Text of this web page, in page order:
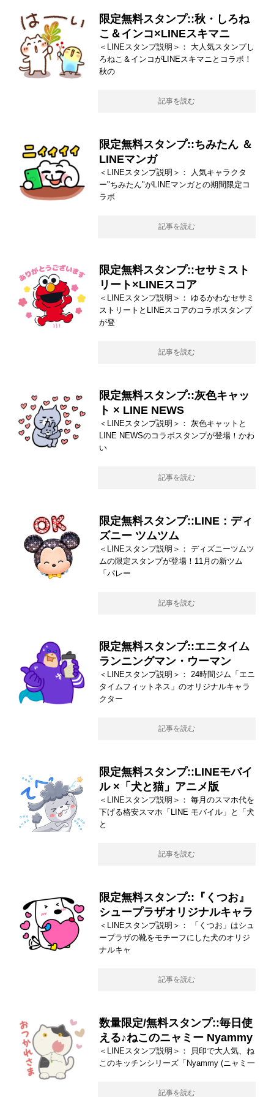
限定無料スタンプ::秋・しろね
こ＆インコ×LINEスキマニ
＜LINEスタンプ説明＞： 大人気スタンプし
ろねこ＆インコがLINEスキマニとコラボ！
秋の
記事を読む
限定無料スタンプ::ちみたん ＆
LINEマンガ
＜LINEスタンプ説明＞： 人気キャラクタ
ー"ちみたん"がLINEマンガとの期間限定コ
ラボ
記事を読む
限定無料スタンプ::セサミスト
リート×LINEスコア
＜LINEスタンプ説明＞： ゆるかわなセサミ
ストリートとLINEスコアのコラボスタンプ
が登
記事を読む
限定無料スタンプ::灰色キャッ
ト × LINE NEWS
＜LINEスタンプ説明＞： 灰色キャットと
LINE NEWSのコラボスタンプが登場！かわ
い
記事を読む
限定無料スタンプ::LINE：ディ
ズニー ツムツム
＜LINEスタンプ説明＞： ディズニーツムツ
ムの限定スタンプが登場！11月の新ツム
「パレー
記事を読む
限定無料スタンプ::エニタイム
ランニングマン・ウーマン
＜LINEスタンプ説明＞： 24時間ジム「エニ
タイムフィットネス」のオリジナルキャラ
クター
記事を読む
限定無料スタンプ::LINEモバイ
ル ×「犬と猫」アニメ版
＜LINEスタンプ説明＞： 毎月のスマホ代を
下げる格安スマホ「LINE モバイル」と「犬
と
記事を読む
限定無料スタンプ::『くつお』
シュープラザオリジナルキャラ
＜LINEスタンプ説明＞： 「くつお」はシュ
ープラザの靴をモチーフにした犬のオリジ
ナルキャ
記事を読む
数量限定/無料スタンプ::毎日使
える♪ねこのニャミー Nyammy
＜LINEスタンプ説明＞： 貝印で大人気、ね
このキッチンシリーズ「Nyammy (ニャミ一
記事を読む